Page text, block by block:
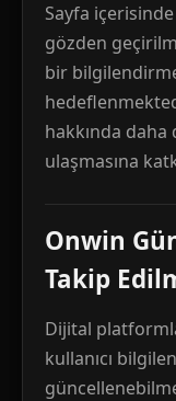
Sayfa
gözden
bir
hakkında daha
ulaşmasına
Onwin
Takip
Dijital
kullanıcı